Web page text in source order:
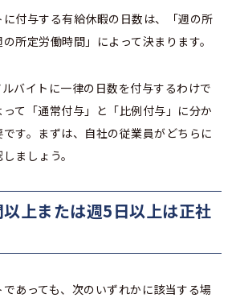
付与する有給休暇の日数は、「週の所
所定労働時間」によって決まります。
バイトに一律の日数を付与するわけで
て「通常付与」と「比例付与」に分か
す。まずは、自社の従業員がどちらに
ましょう。
上または週5日以上は正社
あっても、次のいずれかに該当する場